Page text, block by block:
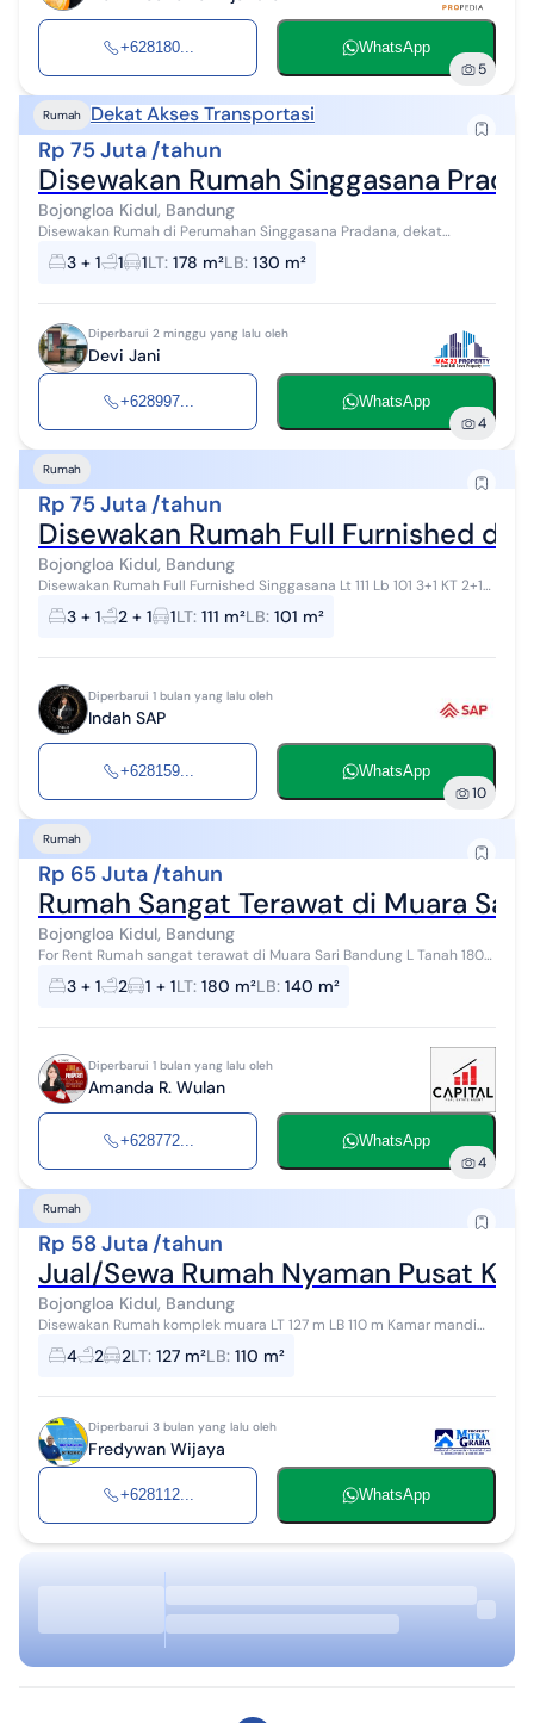
+628180... WhatsApp
5
Rumah Dekat Akses Transportasi
Rp 75 Juta /tahun
Disewakan Rumah Singgasana
Bojongloa Kidul, Bandung
Disewakan Rumah di Perumahan Singgasana Pradana, dekat
sekolah Kalam Kudus, dekat akses tol Moh. Toha, dekat Supermarket
Yogya, dekat Yayasan Harap...
3 + 1 1 1LT: 178 m²LB: 130 m²
Diperbarui 2 minggu yang lalu oleh
Devi Jani
+628997... WhatsApp
4
Rumah
Rp 75 Juta /tahun
Disewakan Rumah Full Furnished di
Bojongloa Kidul, Bandung
Disewakan Rumah Full Furnished Singgasana Lt 111 Lb 101 3+1 KT 2+1
3 + 1 2 + 1 1LT: 111 m²LB: 101 m²
Diperbarui 1 bulan yang lalu oleh
Indah SAP
+628159... WhatsApp
10
Rumah
Rp 65 Juta /tahun
Rumah Sangat Terawat di Muara
Bojongloa Kidul, Bandung
For Rent Rumah sangat terawat di Muara Sari Bandung L Tanah 180
m² L Bangunan 140 m² K tidur 3 + 1 K mandi 2 Air PDAM Listrik 1.300
Watt Garas...
3 + 1 2 1 + 1LT: 180 m²LB: 140 m²
Diperbarui 1 bulan yang lalu oleh
Amanda R. Wulan
+628772... WhatsApp
4
Rumah
Rp 58 Juta /tahun
Jual/Sewa Rumah Nyaman Pusat
Bojongloa Kidul, Bandung
Disewakan Rumah komplek muara LT 127 m LB 110 m Kamar mandi
1+1 Kamar tidur 3+1 Air azrtesis Listrik 2200 watt Carport 2 Sewa 58jt
/ tahun jual 2 6...
4 2 2LT: 127 m²LB: 110 m²
Diperbarui 3 bulan yang lalu oleh
Fredywan Wijaya
+628112... WhatsApp